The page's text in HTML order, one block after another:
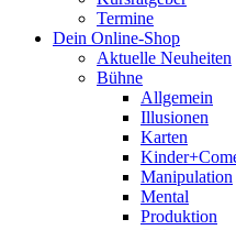
Termine
Dein Online-Shop
Aktuelle Neuheiten
Bühne
Allgemein
Illusionen
Karten
Manipulation
Mental
Produktion